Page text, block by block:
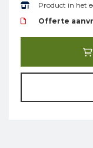
Product in het
Offerte